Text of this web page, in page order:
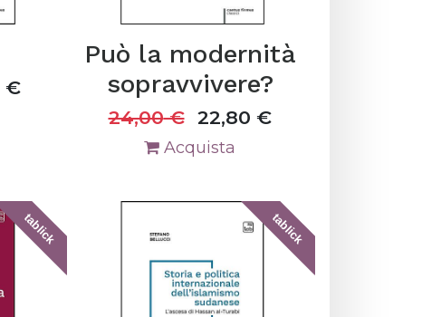
€
Può la modernità
sopravvivere?
24,00€ 22,80 €
Acquista
tablick tablick